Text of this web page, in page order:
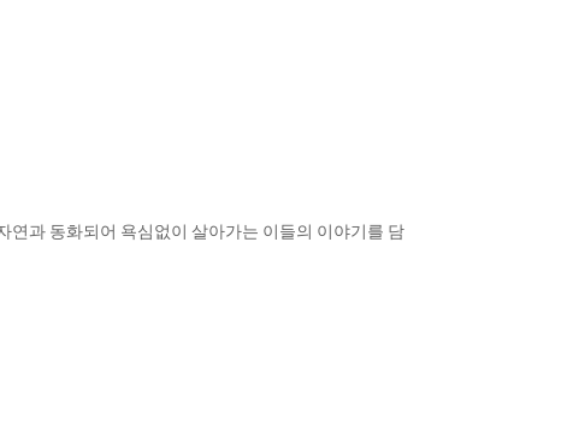
연과 동화되어 욕심없이 살아가는 이들의 이야기를 담